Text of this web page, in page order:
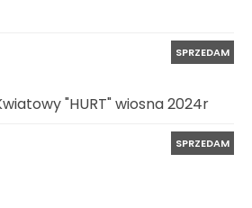
SPRZEDAM
"HURT" wiosna 2024r
SPRZEDAM